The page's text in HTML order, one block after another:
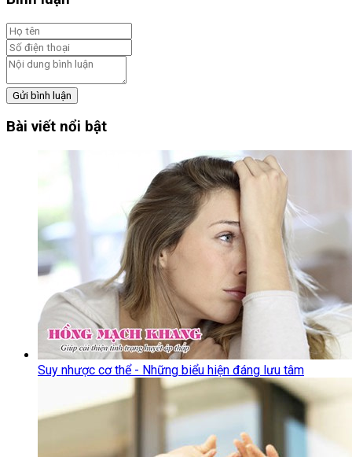
Gửi bình luận
Bài viết nổi bật
Suy nhược cơ thể - Những biểu hiện đáng lưu tâm